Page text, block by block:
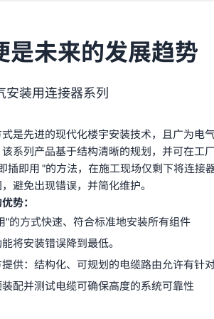
是未来的发展趋势
安装用连接器系列
是先进的现代化楼宇安装技术，且广为电
系列产品基于结构清晰的规划，并可在工
插即用 "的方法，在施工现场仅剩下将连接
避免出现错误，并简化维护。
势：
"的方式快速、符合标准地安装所有组件
将安装错误降到最低。
供：结构化、可规划的电缆路由允许有针
配并测试电缆可确保高度的系统可靠性